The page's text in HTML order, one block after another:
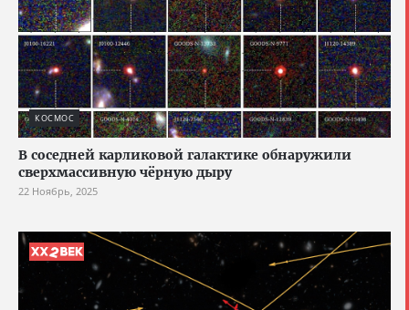
КОСМОС
В соседней карликовой галактике обнаружили
сверхмассивную чёрную дыру
22 Ноябрь, 2025